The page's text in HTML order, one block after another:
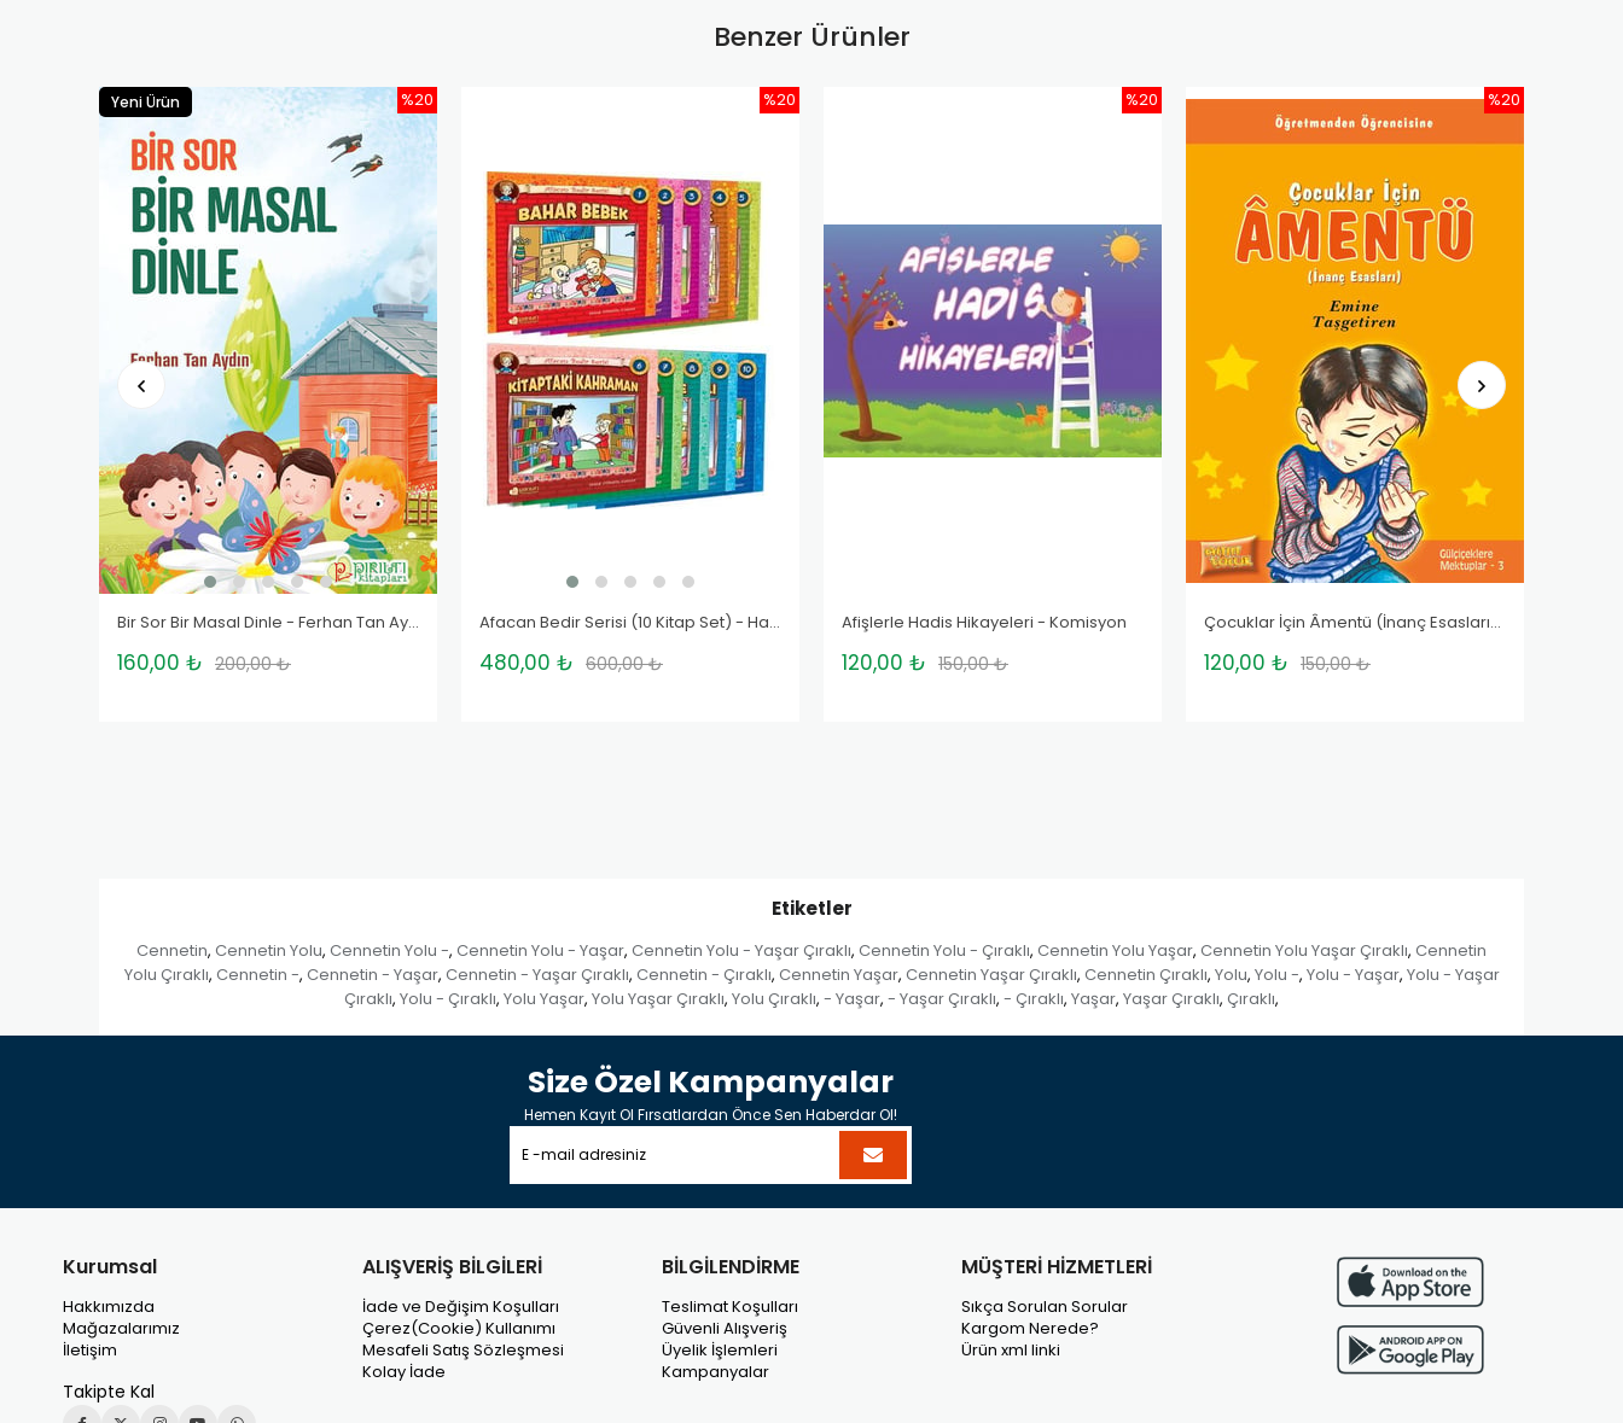
Benzer Ürünler
Bir Sor Bir Masal Dinle - Ferhan Tan Aydın
160,00 ₺ 200,00 ₺
%20
Yeni Ürün
Afacan Bedir Serisi (10 Kitap Set) - Hale Cürgül Canat
480,00 ₺ 600,00 ₺
%20
Afişlerle Hadis Hikayeleri - Komisyon
120,00 ₺ 150,00 ₺
%20
Çocuklar İçin Âmentü (İnanç Esasları) - Emine Taşgetiren
120,00 ₺ 150,00 ₺
%20
Etiketler
Cennetin, Cennetin Yolu, Cennetin Yolu -, Cennetin Yolu - Yaşar, Cennetin Yolu - Yaşar Çıraklı, Cennetin Yolu - Çıraklı, Cennetin Yolu Yaşar, Cennetin Yolu Yaşar Çıraklı, Cennetin
Yolu Çıraklı, Cennetin -, Cennetin - Yaşar, Cennetin - Yaşar Çıraklı, Cennetin - Çıraklı, Cennetin Yaşar, Cennetin Yaşar Çıraklı, Cennetin Çıraklı, Yolu, Yolu -, Yolu - Yaşar, Yolu - Yaşar
Çıraklı, Yolu - Çıraklı, Yolu Yaşar, Yolu Yaşar Çıraklı, Yolu Çıraklı, - Yaşar, - Yaşar Çıraklı, - Çıraklı, Yaşar, Yaşar Çıraklı, Çıraklı,
Size Özel Kampanyalar
Hemen Kayıt Ol Fırsatlardan Önce Sen Haberdar Ol!
Kurumsal
Hakkımızda
Mağazalarımız
İletişim
Takipte Kal
ALIŞVERİŞ BİLGİLERİ
İade ve Değişim Koşulları
Çerez(Cookie) Kullanımı
Mesafeli Satış Sözleşmesi
Kolay İade
BİLGİLENDİRME
Teslimat Koşulları
Güvenli Alışveriş
Üyelik İşlemleri
Kampanyalar
MÜŞTERİ HİZMETLERİ
Sıkça Sorulan Sorular
Kargom Nerede?
Ürün xml linki